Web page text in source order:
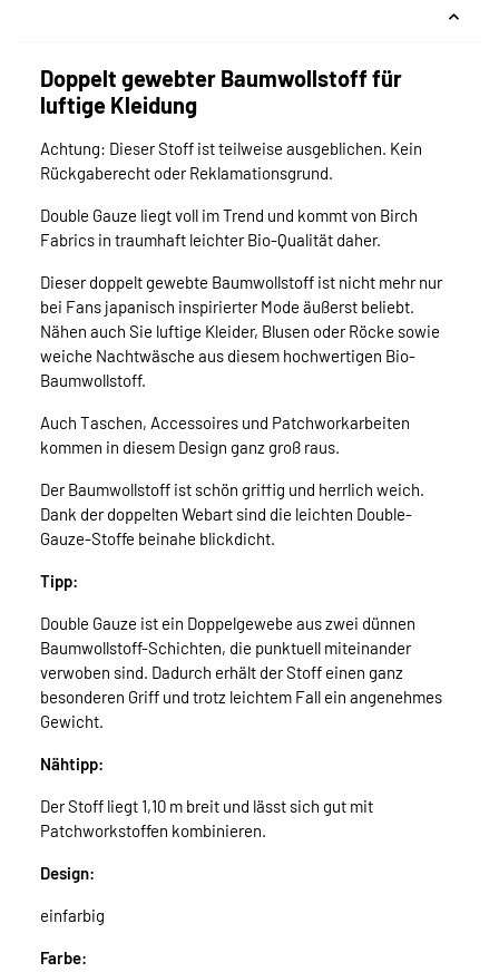
Doppelt gewebter Baumwollstoff für
luftige Kleidung
Achtung: Dieser Stoff ist teilweise ausgeblichen. Kein
Rückgaberecht oder Reklamationsgrund.
Double Gauze liegt voll im Trend und kommt von Birch
Fabrics in traumhaft leichter Bio-Qualität daher.
Dieser doppelt gewebte Baumwollstoff ist nicht mehr nur
bei Fans japanisch inspirierter Mode äußerst beliebt.
Nähen auch Sie luftige Kleider, Blusen oder Röcke sowie
weiche Nachtwäsche aus diesem hochwertigen Bio-
Baumwollstoff.
Auch Taschen, Accessoires und Patchworkarbeiten
kommen in diesem Design ganz groß raus.
Der Baumwollstoff ist schön griffig und herrlich weich.
Dank der doppelten Webart sind die leichten Double-
Gauze-Stoffe beinahe blickdicht.
Tipp:
Double Gauze ist ein Doppelgewebe aus zwei dünnen
Baumwollstoff-Schichten, die punktuell miteinander
verwoben sind. Dadurch erhält der Stoff einen ganz
besonderen Griff und trotz leichtem Fall ein angenehmes
Gewicht.
Nähtipp:
Der Stoff liegt 1,10 m breit und lässt sich gut mit
Patchworkstoffen kombinieren.
Design:
einfarbig
Farbe: